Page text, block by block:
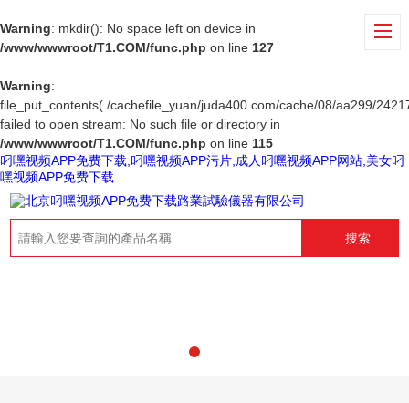
Warning: mkdir(): No space left on device in
/www/wwwroot/T1.COM/func.php on line 127
Warning:
file_put_contents(./cachefile_yuan/juda400.com/cache/08/aa299/
failed to open stream: No such file or directory in
/www/wwwroot/T1.COM/func.php on line 115
叼嘿视频APP免费下载,叼嘿视频APP污片,成人叼嘿视频APP网站,美女叼
嘿视频APP免费下载
搜索